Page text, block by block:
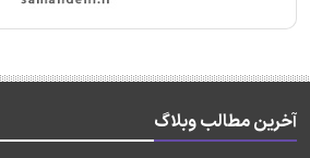
آخرین مطالب وبلاگ